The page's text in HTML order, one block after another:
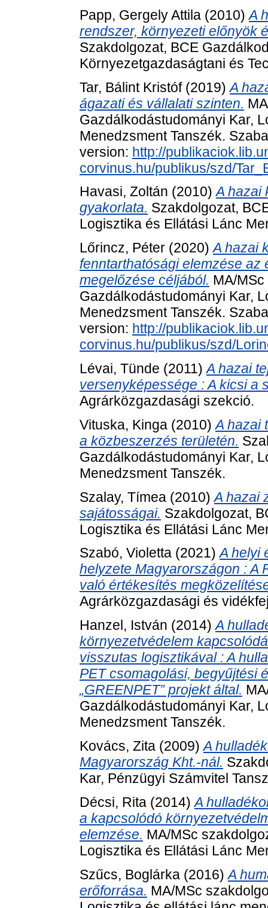
Papp, Gergely Attila (2010)A
rendszer, környezeti előnyök
Szakdolgozat, BCE
Környezetgazdaságtani és
Tar, Bálint Kristóf(2019)A
ágazati és vállalati szinten.
Gazdálkodástudományi Kar,
Menedzsment Tanszék.
version: http://
corvinus.hu/publikus/szd/
Havasi, Zoltán (2010)A hazai
gyakorlata. Szakdolgozat,
Logisztika és Ellátási Lánc
Lőrincz, Péter (2020)A hazai
fenntarthatósági elemzése
megelőzése céljából. MA/
Gazdálkodástudományi Kar,
Menedzsment Tanszék.
version: http://
corvinus.hu/publikus/szd/
Lévai, Tünde (2011)A hazai
versenyképessége : A kicsi a
Agrárközgazdasági szekció.
Vituska, Kinga (2010)A hazai
a közbeszerzés területén.
Gazdálkodástudományi Kar,
Menedzsment Tanszék.
Szalay, Tímea (2010)A hazai
sajátosságai. Szakdolgozat,
Logisztika és Ellátási Lánc
Szabó, Violetta (2021)A helyi
helyzete Magyarországon : A
való értékesítés
Agrárközgazdasági és
Hanzel, István (2014)A
környezetvédelem
visszutas logisztikával : A
PET csomagolási, begyűjtési
„GREENPET” projekt által.
Gazdálkodástudományi Kar,
Menedzsment Tanszék.
Kovács, Zita (2009)A
Magyarország Kht.-nál.
Kar, Pénzügyi Számvitel
Décsi, Rita (2014)A
a kapcsolódó
elemzése. MA/MSc
Logisztika és Ellátási Lánc
Szűcs, Boglárka (2016)A
erőforrása. MA/MSc